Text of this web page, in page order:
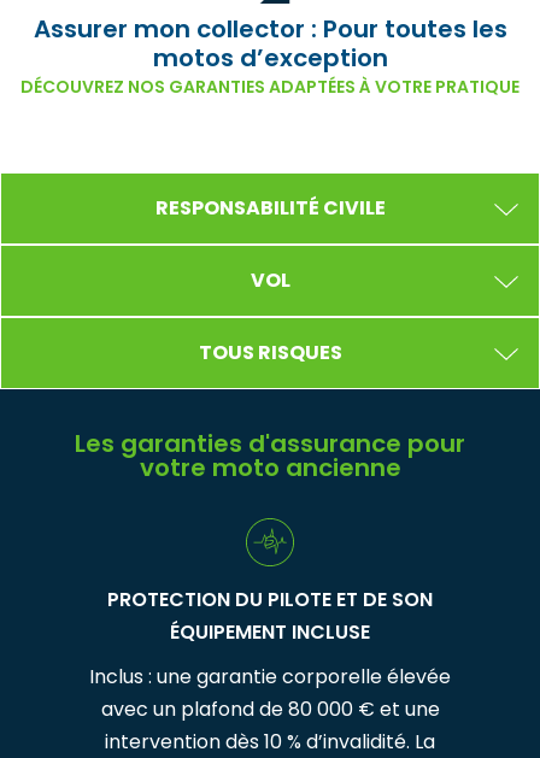
Assurer mon collector : Pour toutes les
motos d’exception
DÉCOUVREZ NOS GARANTIES ADAPTÉES À VOTRE PRATIQUE
RESPONSABILITÉ CIVILE
VOL
TOUS RISQUES
Les garanties d'assurance pour
votre moto ancienne
PROTECTION DU PILOTE ET DE SON
ÉQUIPEMENT INCLUSE
Inclus : une garantie corporelle élevée
avec un plafond de 80 000 € et une
intervention dès 10 % d’invalidité. La